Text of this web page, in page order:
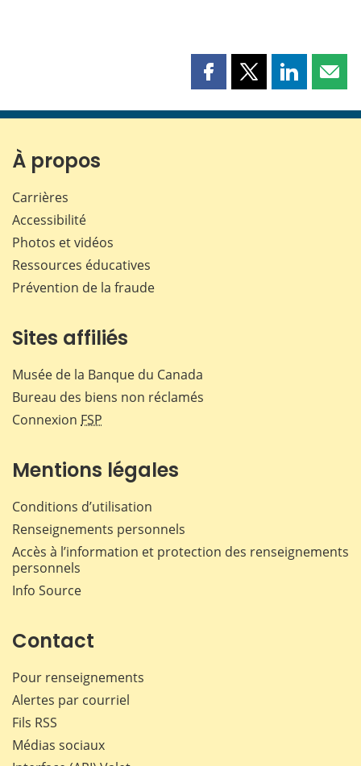
Partager
page
Partager
page
Partager
page page
À propos
Carrières
Accessibilité
Photos et vidéos
Ressources éducatives
Prévention de la fraude
Sites affiliés
Musée de la Banque du Canada
Bureau des biens non réclamés
Connexion FSP
Mentions légales
Conditions d’utilisation
Renseignements personnels
Accès à l’information et protection des renseignements
personnels
Info Source
Contact
Pour renseignements
Alertes par courriel
Fils RSS
Médias sociaux